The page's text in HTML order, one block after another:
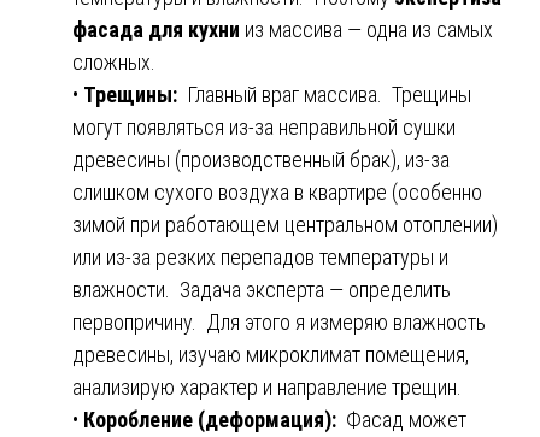
фасада для кухни из массива — одна из самых
сложных.
• Трещины: Главный враг массива. Трещины
могут появляться из-за неправильной сушки
древесины (производственный брак), из-за
слишком сухого воздуха в квартире (особенно
зимой при работающем центральном отоплении)
или из-за резких перепадов температуры и
влажности. Задача эксперта — определить
первопричину. Для этого я измеряю влажность
древесины, изучаю микроклимат помещения,
анализирую характер и направление трещин.
• Коробление (деформация): Фасад может